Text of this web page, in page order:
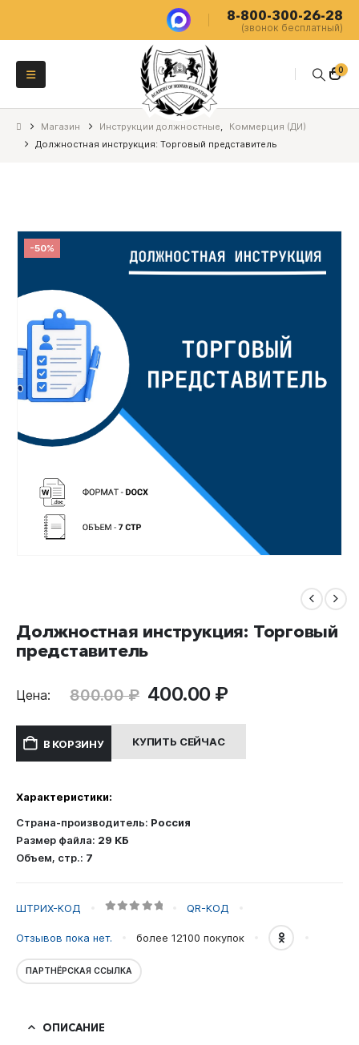
8-800-300-26-28
(звонок бесплатный)
0
Магазин Инструкции должностные,
Коммерция (ДИ)
Должностная инструкция: Торговый представитель
-50%
Должностная инструкция: Торговый
представитель
Цена: 800.00₽ Первоначальная
составляла
800.00 ₽.
400.00 ₽Текущая
400.00 ₽.
В КОРЗИНУ КУПИТЬ СЕЙЧАС
Характеристики:
Страна-производитель: Россия
Размер файла: 29 КБ
Объем, стр.: 7
ШТРИХ-КОД QR-КОД
Отзывов пока нет. более 12100 покупок
ПАРТНЁРСКАЯ ССЫЛКА
ОПИСАНИЕ